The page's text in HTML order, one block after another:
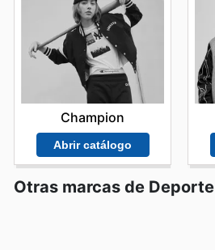
Champion
Abrir catálogo
Otras marcas de Deporte